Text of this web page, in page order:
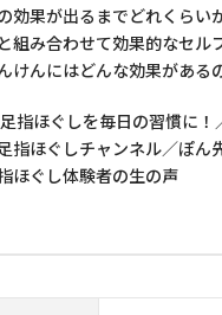
効果が出るまでどれくらい
組み合わせて効果的なセル
けんにはどんな効果がある
指ほぐしを毎日の習慣に！
指ほぐしチャンネル／ぽん
ぐし体験者の生の声